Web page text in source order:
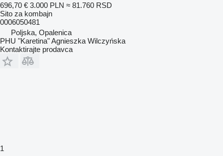
696,70 € 3.000 PLN ≈ 81.760 RSD
Sito za kombajn
0006050481
Poljska, Opalenica
PHU "Karetina" Agnieszka Wilczyńska
Kontaktirajte prodavca
1